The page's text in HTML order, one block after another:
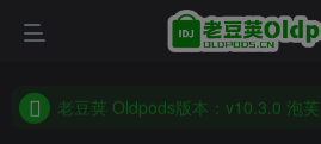
老豆荚 Oldpods版本：v10.3.0 泡芙
老豆荚 Oldpods版本：v10.3.0 泡芙